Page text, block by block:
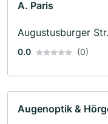
A. Paris
Augustusburger
0.0 (0)
Augenoptik &